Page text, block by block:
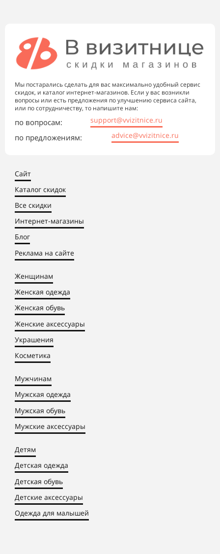
Мы постарались сделать для вас максимально удобный сервис
скидок, и каталог интернет-магазинов. Если у вас возникли
вопросы или есть предложения по улучшению сервиса сайта,
или по сотрудничеству, то напишите нам:
по вопросам: support@vvizitnice.ru
по предложениям: advice@vvizitnice.ru
Сайт
Каталог скидок
Все скидки
Интернет-магазины
Блог
Реклама на сайте
Женщинам
Женская одежда
Женская обувь
Женские аксессуары
Украшения
Косметика
Мужчинам
Мужская одежда
Мужская обувь
Мужские аксессуары
Детям
Детская одежда
Детская обувь
Детские аксессуары
Одежда для малышей